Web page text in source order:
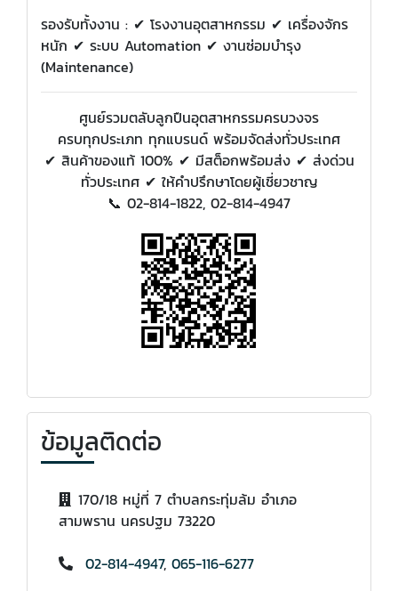
รองรับทั้งงาน : ✔ โรงงานอุตสาหกรรม ✔ เครื่องจักร
หนัก ✔ ระบบ Automation ✔ งานซ่อมบำรุง
(Maintenance)
ศูนย์รวมตลับลูกปืนอุตสาหกรรมครบวงจร
ครบทุกประเภท ทุกแบรนด์ พร้อมจัดส่งทั่วประเทศ
✔ สินค้าของแท้ 100% ✔ มีสต็อกพร้อมส่ง ✔ ส่งด่วน
ทั่วประเทศ ✔ ให้คำปรึกษาโดยผู้เชี่ยวชาญ
📞 02-814-1822, 02-814-4947
ข้อมูลติดต่อ
170/18 หมู่ที่ 7 ตำบลกระทุ่มล้ม อำเภอ
สามพราน นครปฐม 73220
02-814-4947, 065-116-6277